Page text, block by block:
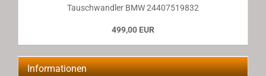
Tauschwandler BMW 24407519832
499,00 EUR
Informationen